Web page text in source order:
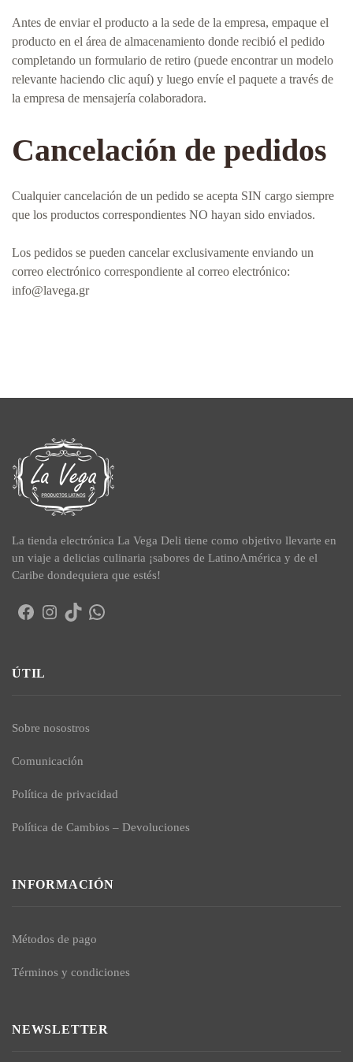
Antes de enviar el producto a la sede de la empresa, empaque el
producto en el área de almacenamiento donde recibió el pedido
completando un formulario de retiro (puede encontrar un modelo
relevante haciendo clic aquí) y luego envíe el paquete a través de
la empresa de mensajería colaboradora.
Cancelación de pedidos
Cualquier cancelación de un pedido se acepta SIN cargo siempre
que los productos correspondientes NO hayan sido enviados.
Los pedidos se pueden cancelar exclusivamente enviando un
correo electrónico correspondiente al correo electrónico:
info@lavega.gr
La tienda electrónica La Vega Deli tiene como objetivo llevarte en
un viaje a delicias culinaria ¡sabores de LatinoAmérica y de el
Caribe dondequiera que estés!
Facebook
Instagram
TikTokWhatsApp
ÚTIL
Sobre nosostros
Comunicación
Política de privacidad
Política de Cambios – Devoluciones
INFORMACIÓN
Métodos de pago
Términos y condiciones
NEWSLETTER